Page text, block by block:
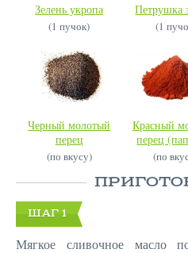
Зелень укропа
(1 пучок)
Петрушка
(1
Черный молотый
перец
(по вкусу)
Красный
перец
(по
ШАГ 1
Мягкое сливочное масло